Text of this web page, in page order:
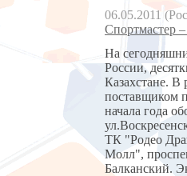
06.05.2011
Спортмастер
На
России,
Казахстане. В
поставщиком
начала года
ТК "Родео
Молл",
Балканский.